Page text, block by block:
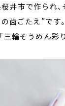
井市で作られ、
歯ごたえ”です。
三輪そうめん彩